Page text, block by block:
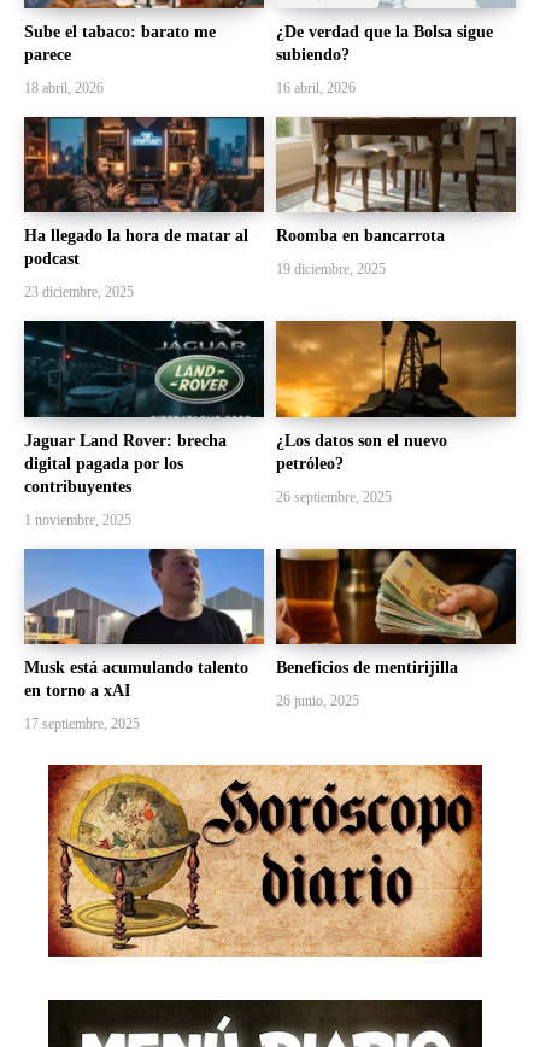
Sube el tabaco: barato me
parece
18 abril, 2026
¿De verdad que la Bolsa sigue
subiendo?
16 abril, 2026
Ha llegado la hora de matar al
podcast
23 diciembre, 2025
Roomba en bancarrota
19 diciembre, 2025
Jaguar Land Rover: brecha
digital pagada por los
contribuyentes
1 noviembre, 2025
¿Los datos son el nuevo
petróleo?
26 septiembre, 2025
Musk está acumulando talento
en torno a xAI
17 septiembre, 2025
Beneficios de mentirijilla
26 junio, 2025